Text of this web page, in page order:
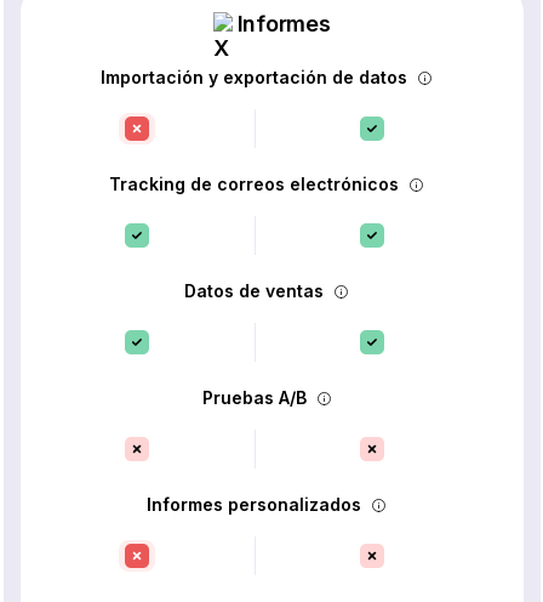
Informes
Importación y exportación de datos
Tracking de correos electrónicos
Datos de ventas
Pruebas A/B
Informes personalizados